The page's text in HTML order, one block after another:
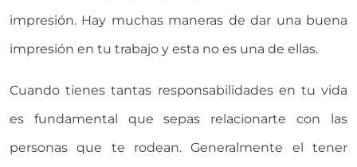
impresión. Hay muchas maneras de dar una buena
impresión en tu trabajo y esta no es una de ellas.
Cuando tienes tantas responsabilidades en tu vida
es fundamental que sepas relacionarte con las
personas que te rodean. Generalmente el tener